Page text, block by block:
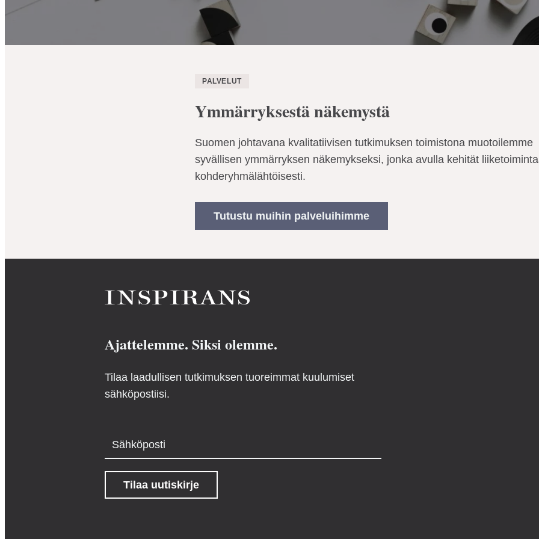
PALVELUT
Ymmärryksestä näkemystä
Suomen johtavana kvalitatiivisen tutkimuksen toimistona muotoilemme
syvällisen ymmärryksen näkemykseksi, jonka avulla kehität
kohderyhmälähtöisesti.
Tutustu muihin palveluihimme
Ajattelemme. Siksi olemme.
Tilaa laadullisen tutkimuksen tuoreimmat kuulumiset
sähköpostiisi.